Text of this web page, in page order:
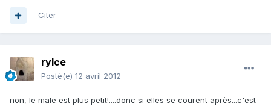
Citer
rylce
Posté(e) 12 avril 2012
non, le male est plus petit!....donc si elles se courent après...c'est